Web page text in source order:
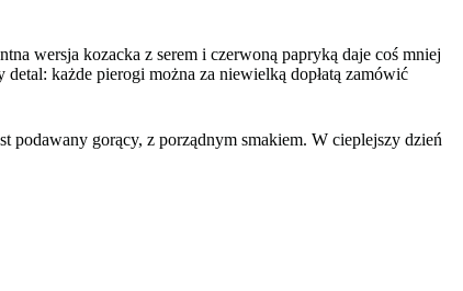
wersja kozacka z serem i czerwoną papryką daje coś mniej
każde pierogi można za niewielką dopłatą zamówić
podawany gorący, z porządnym smakiem. W cieplejszy dzień